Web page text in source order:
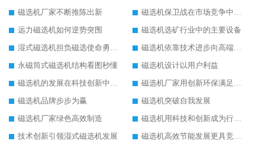
磁选机厂家不断推陈出新
磁选机保卫战在市场竞争中打响
远力磁选机如何逆势突围
磁选机选矿行业中的主要设备
湿式磁选机担负磁选使命勇往直前
磁选机依靠技术进步向高端转型
永磁筒式磁选机结构看图秒懂
磁选机设计以用户利益
磁选机的发展在科技创新中成为焦点
磁选机厂家用创新环保满足市发展
磁选机品牌步步为赢
磁选机突破自我发展
磁选机厂家绿色高效制造
磁选机用科技和创新成为行业中的顶梁柱
技术创新引领湿式磁选机发展
磁选机高效节能发展更具竞争力